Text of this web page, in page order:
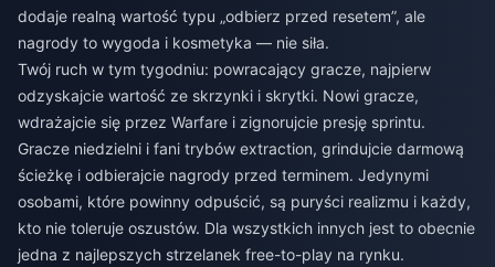
dodaje realną wartość typu „odbierz przed resetem”, ale
nagrody to wygoda i kosmetyka — nie siła.
Twój ruch w tym tygodniu: powracający gracze, najpierw
odzyskajcie wartość ze skrzynki i skrytki. Nowi gracze,
wdrażajcie się przez Warfare i zignorujcie presję sprintu.
Gracze niedzielni i fani trybów extraction, grindujcie darmową
ścieżkę i odbierajcie nagrody przed terminem. Jedynymi
osobami, które powinny odpuścić, są puryści realizmu i każdy,
kto nie toleruje oszustów. Dla wszystkich innych jest to obecnie
jedna z najlepszych strzelanek free-to-play na rynku.